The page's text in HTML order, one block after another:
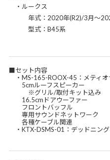
・ルークス
年式：2020年(R2)/3月～
型式：B45系
■セット内容
・MS-165-ROOX-45：メティオ
5cmルーフスピーカー
※グリル/取付キット込み
16.5cmドアウーファー
フロントバッフル
専用サウンドネットワーク
各種ケーブル関連
・KTX-DSMS-01：デッドニング